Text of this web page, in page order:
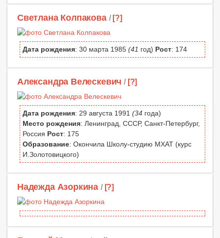
Светлана Колпакова / [?]
Дата рождения: 30 марта 1985 (41 год) Рост: 174
Александра Велескевич / [?]
Дата рождения: 29 августа 1991 (34 года)
Место рождения: Ленинград, СССР, Санкт-Петербург,
Россия Рост: 175
Образование: Окончила Школу-студию МХАТ (курс
И.Золотовицкого)
Надежда Азоркина / [?]